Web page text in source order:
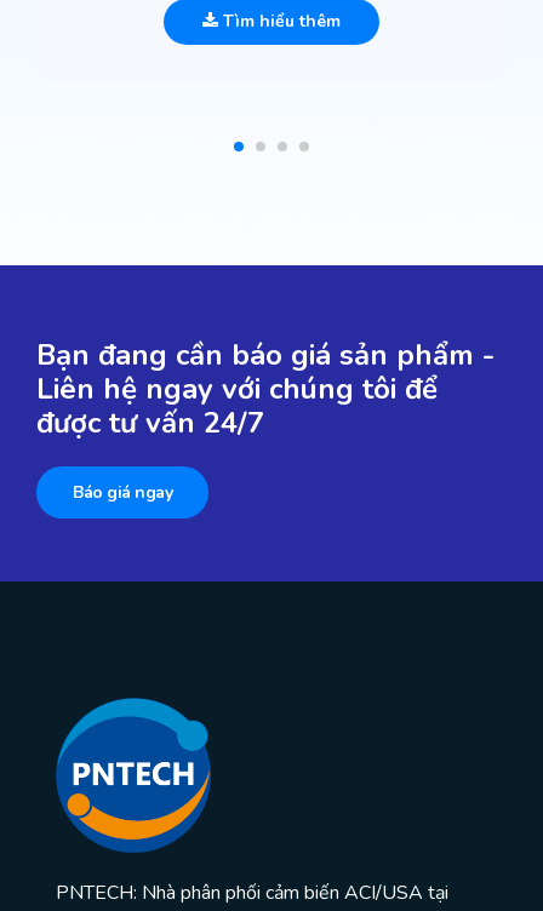
Tìm hiểu thêm
Bạn đang cần báo giá sản phẩm -
Liên hệ ngay với chúng tôi để
được tư vấn 24/7
Báo giá ngay
PNTECH: Nhà phân phối cảm biến ACI/USA tại